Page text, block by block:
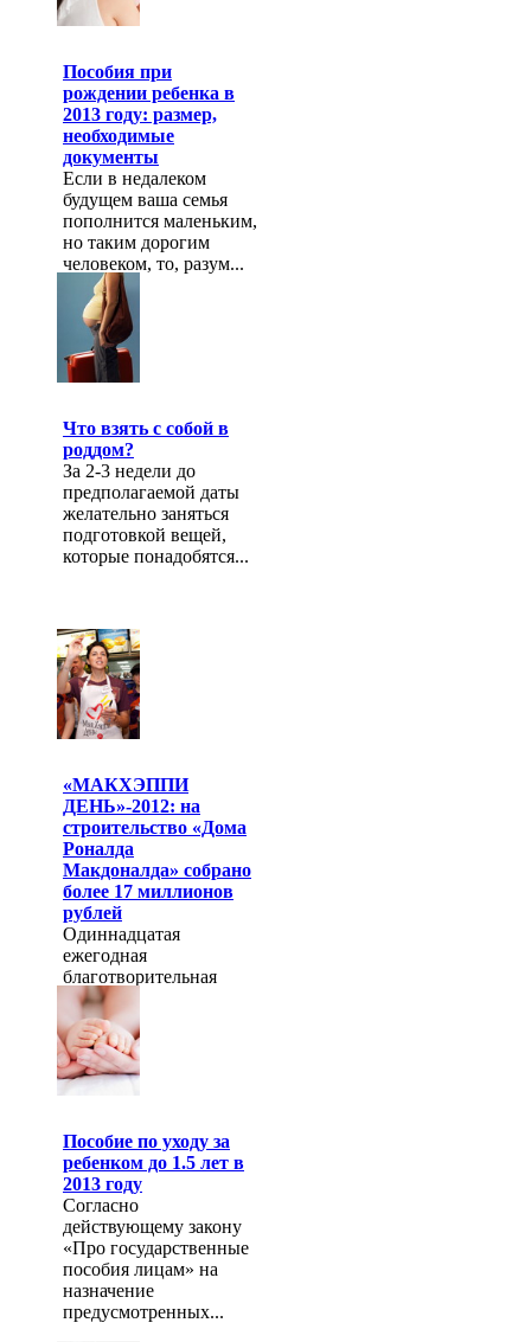
Пособия при
рождении ребенка в
2013 году: размер,
необходимые
документы
Если в недалеком
будущем ваша семья
пополнится маленьким,
но таким дорогим
человеком, то, разум...
Что взять с собой в
роддом?
За 2-3 недели до
предполагаемой даты
желательно заняться
подготовкой вещей,
которые понадобятся...
«МАКХЭППИ
ДЕНЬ»-2012: на
строительство «Дома
Роналда
Макдоналда» собрано
более 17 миллионов
рублей
Одиннадцатая
ежегодная
благотворительная
акция.
Пособие по уходу за
ребенком до 1.5 лет в
2013 году
Согласно
действующему закону
«Про государственные
пособия лицам» на
назначение
предусмотренных...